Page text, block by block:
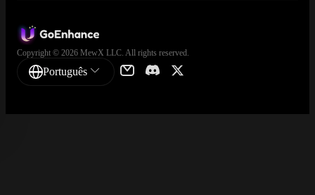
Copyright © 2026 MewX LLC. All rights reserved.
Português